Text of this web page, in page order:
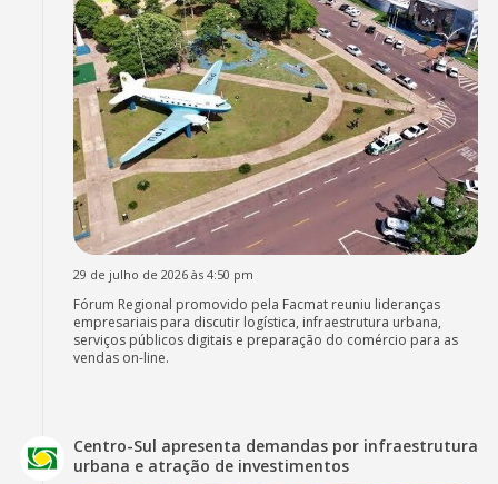
29 de julho de 2026 às 4:50 pm
Fórum Regional promovido pela Facmat reuniu lideranças
empresariais para discutir logística, infraestrutura urbana,
serviços públicos digitais e preparação do comércio para as
vendas on-line.
Centro-Sul apresenta demandas por infraestrutura
urbana e atração de investimentos